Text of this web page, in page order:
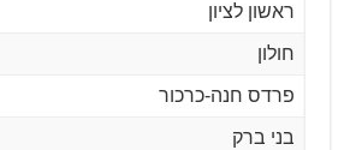
ראשון לציון
חולון
פרדס חנה-כרכור
בני ברק